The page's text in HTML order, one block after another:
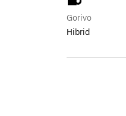
Gorivo
Hibrid